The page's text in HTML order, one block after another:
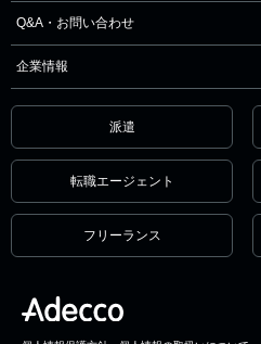
Q&A・お問い合わせ
企業情報
派遣
転職エージェント
フリーランス